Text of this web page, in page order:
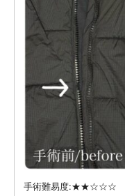
手術難易度:★★☆☆☆